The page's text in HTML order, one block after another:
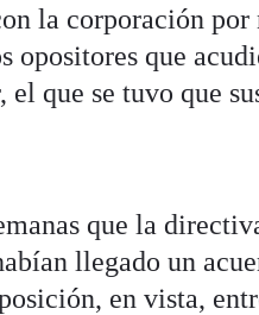
la corporación por
opositores que
que se tuvo que
que la
llegado un
en vista,